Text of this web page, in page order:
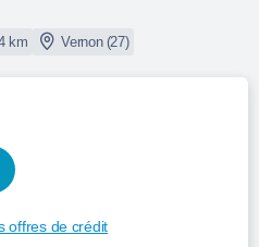
km Vernon (27)
offres de crédit